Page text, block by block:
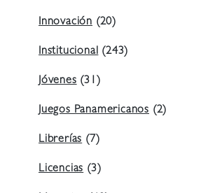
Innovación (20)
Institucional(243)
Jóvenes(31)
Juegos Panamericanos (2)
Librerías(7)
Licencias(3)